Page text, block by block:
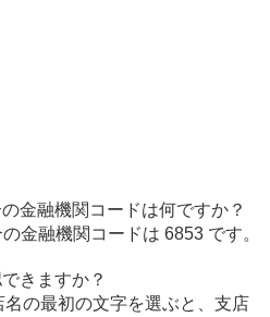
金融機関コードは何ですか？
金融機関コードは 6853 です。
きますか？
名の最初の文字を選ぶと、支店